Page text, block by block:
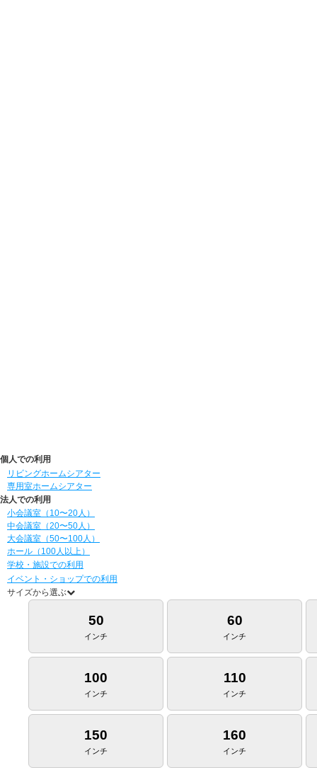
個人での利用
リビングホームシアター
専用室ホームシアター
法人での利用
小会議室（10〜20人）
中会議室（20〜50人）
大会議室（50〜100人）
ホール（100人以上）
学校・施設での利用
イベント・ショップでの利用
サイズから選ぶ
50
インチ
60
インチ
100
インチ
110
インチ
150
インチ
160
インチ